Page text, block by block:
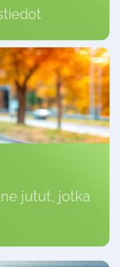
jutut, jotka